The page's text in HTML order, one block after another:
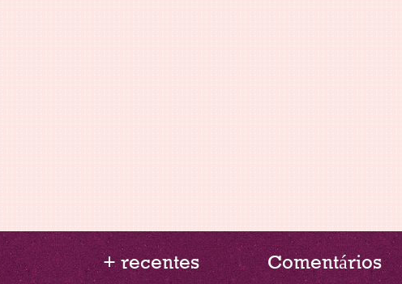
+ recentes Comentários